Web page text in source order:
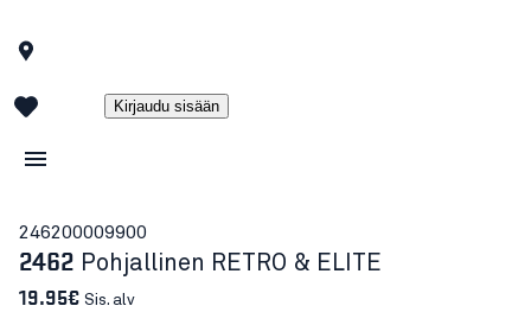
Kirjaudu sisään
246200009900
2462 Pohjallinen RETRO & ELITE
19.95€ Sis. alv